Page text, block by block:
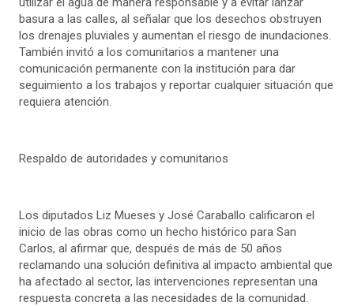
basura a las calles, al señalar que los desechos obstruyen
los drenajes pluviales y aumentan el riesgo de inundaciones.
También invitó a los comunitarios a mantener una
comunicación permanente con la institución para dar
seguimiento a los trabajos y reportar cualquier situación que
requiera atención.
Respaldo de autoridades y comunitarios
Los diputados Liz Mueses y José Caraballo calificaron el
inicio de las obras como un hecho histórico para San
Carlos, al afirmar que, después de más de 50 años
reclamando una solución definitiva al impacto ambiental que
ha afectado al sector, las intervenciones representan una
respuesta concreta a las necesidades de la comunidad.